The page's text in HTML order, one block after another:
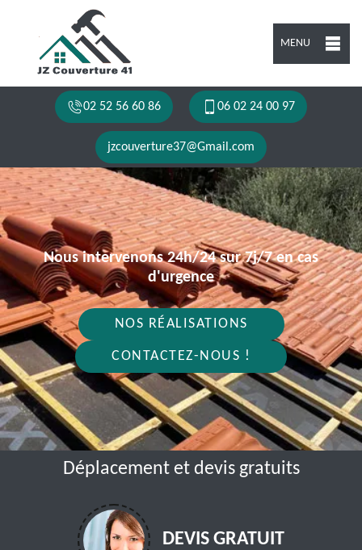
MENU
02 52 56 60 86 06 02 24 00 97
jzcouverture37@Gmail.com
Nous intervenons 24h/24 sur 7j/7 en cas
d'urgence
NOS RÉALISATIONS
CONTACTEZ-NOUS !
Déplacement et devis gratuits
DEVIS GRATUIT